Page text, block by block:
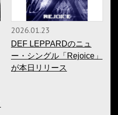
2026.01.23
DEF LEPPARDのニュ
ー・シングル「Rejoice」
が本日リリース